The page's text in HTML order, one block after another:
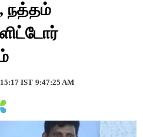
நத்தம்
IST 9:47:25 AM